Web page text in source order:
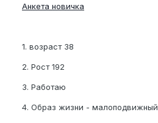
Анкета новичка
1. возраст 38
2. Рост 192
3. Работаю
4. Образ жизни - малоподвижный